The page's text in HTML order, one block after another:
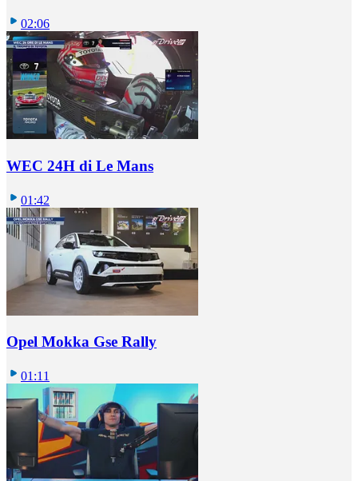
02:06
WEC 24H di Le Mans
01:42
Opel Mokka Gse Rally
01:11